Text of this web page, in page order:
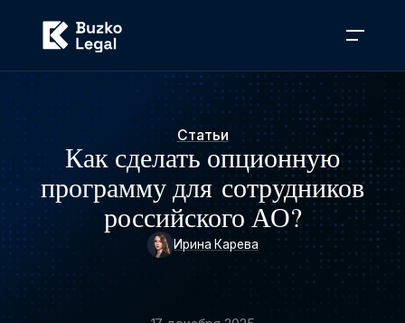
Статьи
Как сделать опционную
программу для сотрудников
российского АО?
Ирина Карева